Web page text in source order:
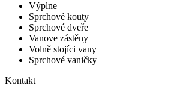
Výplne
Sprchové kouty
Sprchové dveře
Vanove zástěny
Volně stojíci vany
Sprchové vaničky
Kontakt